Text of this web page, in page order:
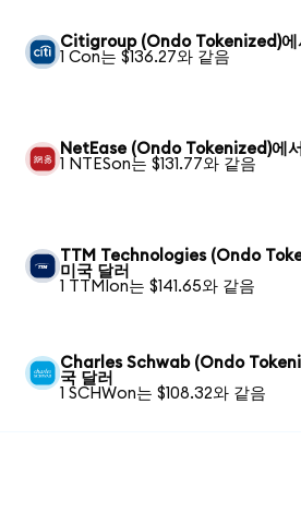
Citigroup (Ondo Tokenized)에
1 Con는 $136.27와 같음
NetEase (Ondo Tokenized)에
1 NTESon는 $131.77와 같음
TTM Technologies (Ondo
미국 달러
1 TTMIon는 $141.65와 같음
Charles Schwab (Ondo
국 달러
1 SCHWon는 $108.32와 같음